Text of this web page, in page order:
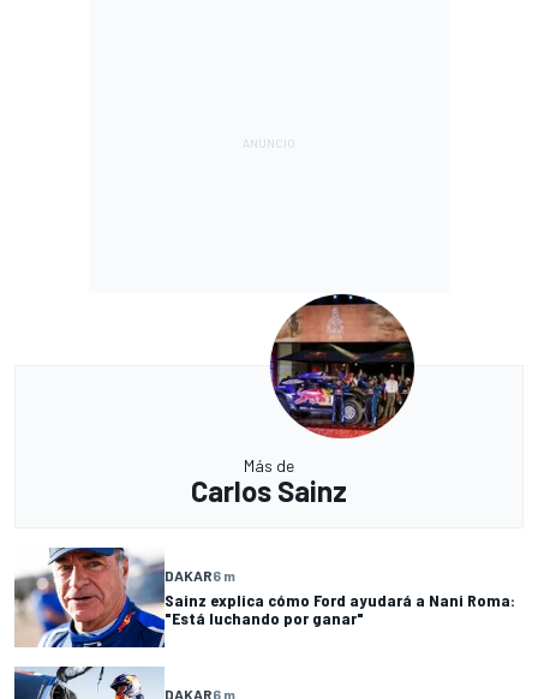
Más de
Carlos Sainz
DAKAR6 m
Sainz explica cómo Ford ayudará a Nani Roma:
"Está luchando por ganar"
DAKAR6 m